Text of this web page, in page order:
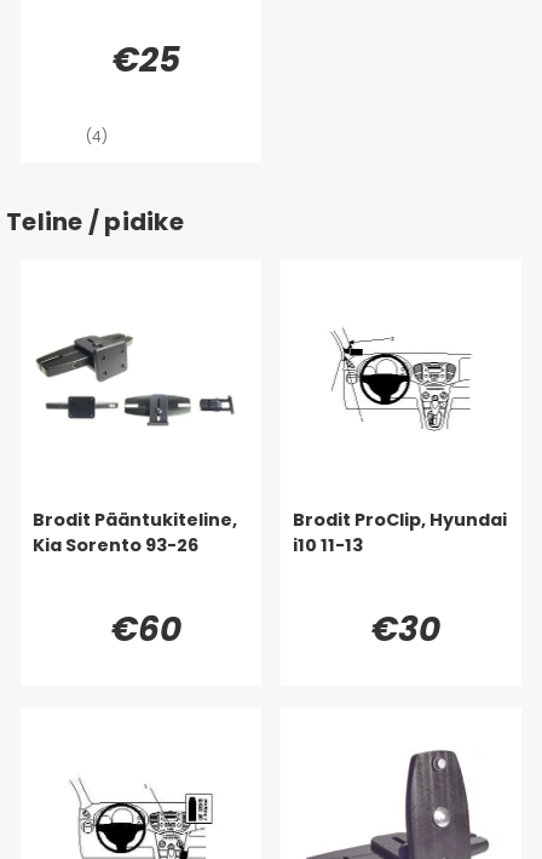
€25
(4)
Teline / pidike
Brodit Pääntukiteline,
Kia Sorento 93-26
€60
Brodit ProClip, Hyundai
i10 11-13
€30